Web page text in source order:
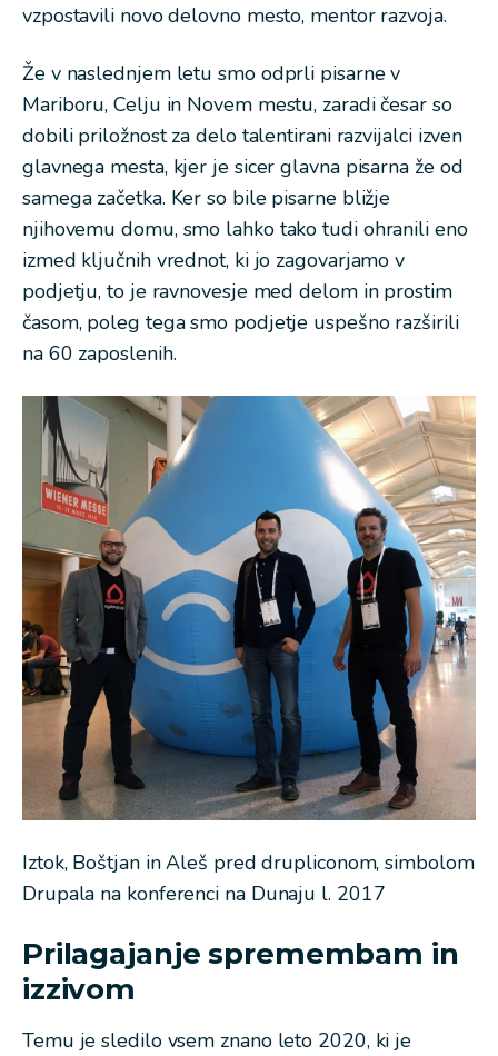
vzpostavili novo delovno mesto, mentor razvoja.
Že v naslednjem letu smo odprli pisarne v
Mariboru, Celju in Novem mestu, zaradi česar so
dobili priložnost za delo talentirani razvijalci izven
glavnega mesta, kjer je sicer glavna pisarna že od
samega začetka. Ker so bile pisarne bližje
njihovemu domu, smo lahko tako tudi ohranili eno
izmed ključnih vrednot, ki jo zagovarjamo v
podjetju, to je ravnovesje med delom in prostim
časom, poleg tega smo podjetje uspešno razširili
na 60 zaposlenih.
Iztok, Boštjan in Aleš pred drupliconom, simbolom
Drupala na konferenci na Dunaju l. 2017
Prilagajanje spremembam in
izzivom
Temu je sledilo vsem znano leto 2020, ki je